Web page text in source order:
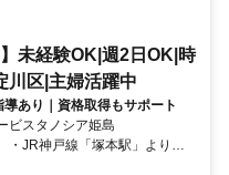
未経験OK|週2日OK|時
川区|主婦活躍中
あり｜資格取得もサポート
ビスタノシア姫島